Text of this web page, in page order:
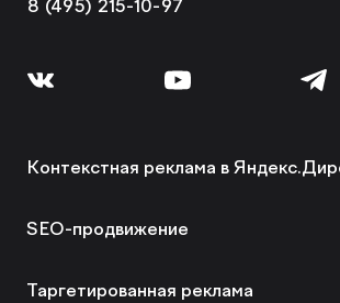
8 (495) 215-10-97
Контекстная реклама в
Аудит контекстной рекламы
SEO-продвижение
SEO-аудит сайта
Таргетированная реклама